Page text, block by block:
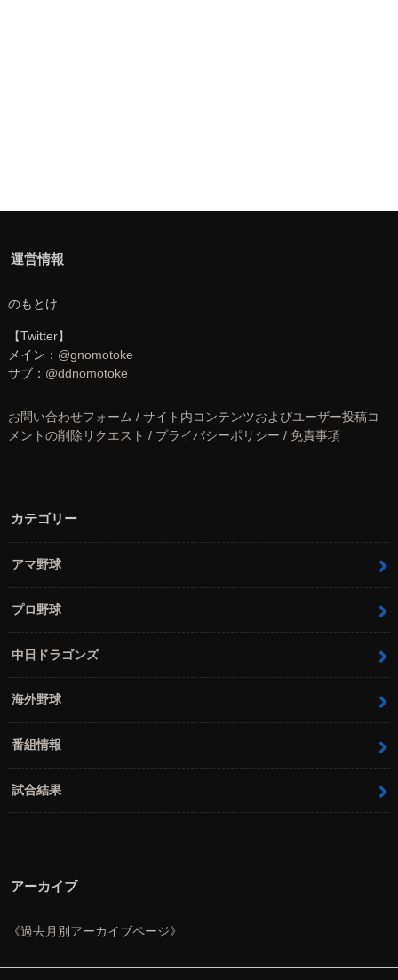
運営情報
のもとけ
【Twitter】
メイン： @gnomotoke
サブ： @ddnomotoke
お問い合わせフォーム / サイト内コンテンツおよびユーザー投稿コ
メントの削除リクエスト / プライバシーポリシー / 免責事項
カテゴリー
アマ野球
プロ野球
中日ドラゴンズ
海外野球
番組情報
試合結果
アーカイブ
《過去月別アーカイブページ》